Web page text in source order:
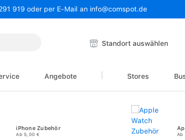
919 oder per E-Mail an info@comspot.de
Standort auswählen
Angebote Stores
iPhone Zubehör
Ab 5,00 € Ab